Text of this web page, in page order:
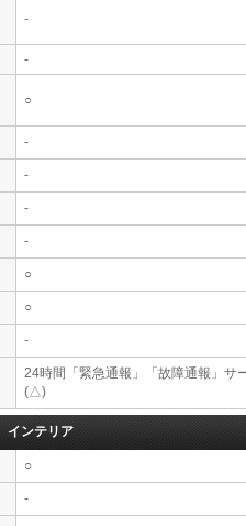
-
-
○
-
-
-
-
○
○
-
24時間「緊急通報」「故障通報」サ
(△)
インテリア
○
-